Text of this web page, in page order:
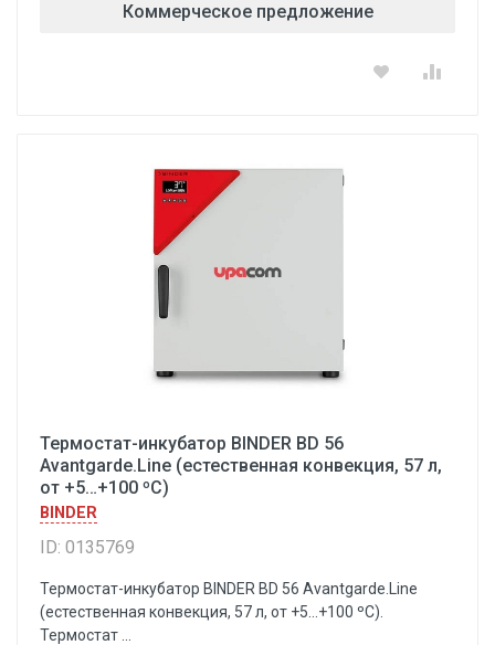
Коммерческое предложение
Термостат-инкубатор BINDER BD 56
Avantgarde.Line (естественная конвекция, 57 л,
от +5…+100 ºC)
BINDER
ID: 0135769
Термостат-инкубатор BINDER BD 56 Avantgarde.Line
(естественная конвекция, 57 л, от +5...+100 ºC).
Термостат ...